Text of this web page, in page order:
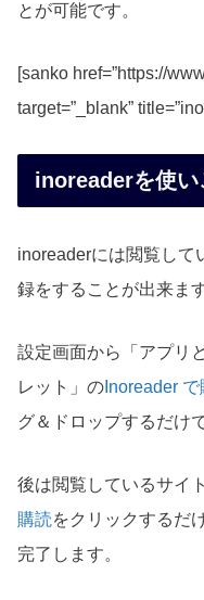
とが可能です。
[sanko href=”https://
target=”_blank”
inoreaderを使い
inoreaderには閲覧して
録をすることが出来ます
設定画面から「アプリ
レット」の Inoreader で
グ＆ドロップするだけ
後は閲覧しているサイ
購読をクリックするだ
完了します。